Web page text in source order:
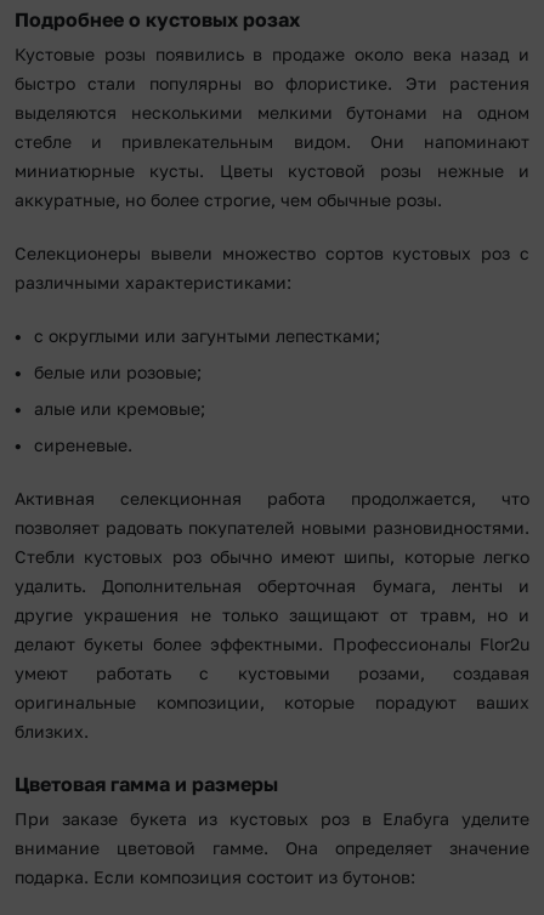
Подробнее о кустовых розах
Кустовые розы появились в продаже около века назад и
быстро стали популярны во флористике. Эти растения
выделяются несколькими мелкими бутонами на одном
стебле и привлекательным видом. Они напоминают
миниатюрные кусты. Цветы кустовой розы нежные и
аккуратные, но более строгие, чем обычные розы.
Селекционеры вывели множество сортов кустовых роз с
различными характеристиками:
с округлыми или загунтыми лепестками;
белые или розовые;
алые или кремовые;
сиреневые.
Активная селекционная работа продолжается, что
позволяет радовать покупателей новыми разновидностями.
Стебли кустовых роз обычно имеют шипы, которые легко
удалить. Дополнительная оберточная бумага, ленты и
другие украшения не только защищают от травм, но и
делают букеты более эффектными. Профессионалы Flor2u
умеют работать с кустовыми розами, создавая
оригинальные композиции, которые порадуют ваших
близких.
Цветовая гамма и размеры
При заказе букета из кустовых роз в Елабуга уделите
внимание цветовой гамме. Она определяет значение
подарка. Если композиция состоит из бутонов: